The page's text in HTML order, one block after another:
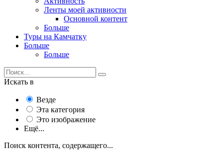
Ленты моей активности
Основной контент
Больше
Туры на Камчатку
Больше
Больше
Искать в
Везде
Эта категория
Это изображение
Ещё...
Поиск контента, содержащего...